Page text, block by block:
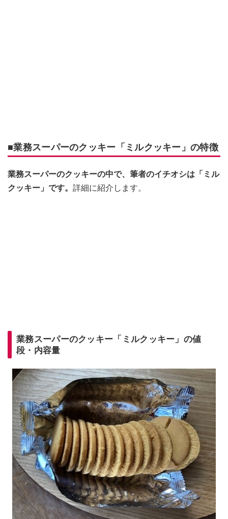
■業務スーパーのクッキー「ミルクッキー」の特徴
業務スーパーのクッキーの中で、筆者のイチオシは「ミル
クッキー」です。 詳細に紹介します。
業務スーパーのクッキー「ミルクッキー」の値
段・内容量